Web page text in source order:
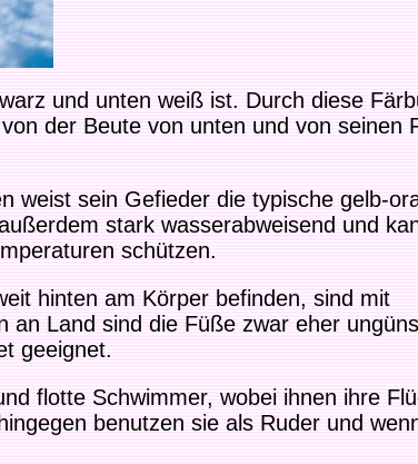
und unten weiß ist. Durch diese
der Beute von unten und von seinen
weist sein Gefieder die typische gelb-
stark wasserabweisend und
schützen.
hinten am Körper befinden, sind mit
an Land sind die Füße zwar eher
geeignet.
flotte Schwimmer, wobei ihnen ihre
benutzen sie als Ruder und